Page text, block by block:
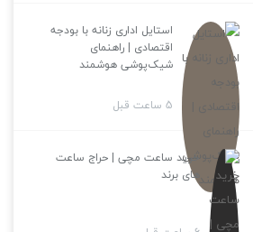
استایل اداری زنانه با بودجه
اقتصادی | راهنمای
شیک‌پوشی هوشمند
5 ساعت قبل
خرید ساعت مچی | حراج ساعت
های برند